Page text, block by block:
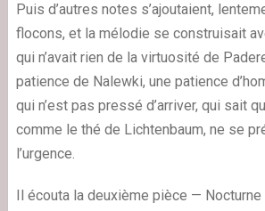
Puis d’autres notes s’ajoutaient,
flocons, et la mélodie se construisait
qui n’avait rien de la virtuosité de
patience de Nalewki, une patience
qui n’est pas pressé d’arriver, qui sait
comme le thé de Lichtenbaum, ne se
l’urgence.
Il écouta la deuxième pièce —